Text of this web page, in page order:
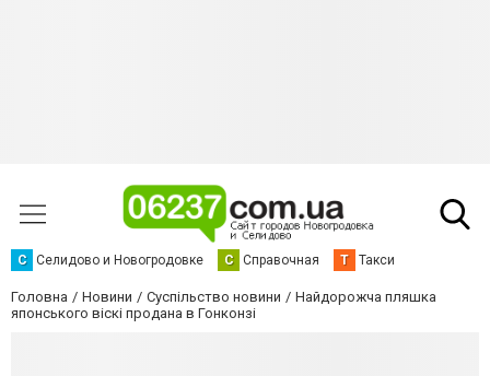
С Селидово и Новогродовке С Справочная Т Такси
Головна Новини Суспільство новини
Найдорожча пляшка
японського віскі продана в Гонконзі